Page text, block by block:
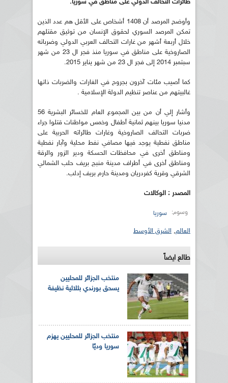
طائرات التحالف الدولي على مناطق في سوريا.
وأوضح المرصد أن 1408 أشخاص على الأقل هم عدد الذين
تمكن المرصد السوري لحقوق الإنسان من توثيق مقتلهم
خلال أربعة أشهر من غارات التحالف العربي الدولي وضرباته
الصاروخية على مناطق في سوريا منذ فجر ال 23 من شهر
سبتمبر 2014 إلى فجر ال 23 من شهر يناير 2015.
كما أصيب مئات آخرون بجروح في الغارات والضربات ذاتها
غالبيتهم من عناصر تنظيم الدولة الإسلامية .
وأشار إلي أن من بين المجموع العام للخسائر البشرية 56
مدنيا سوريا بينهم ثمانية أطفال وخمس مواطنات قتلوا جراء
ضربات التحالف الصاروخية وغارات طائراته الحربية على
مناطق نفطية يوجد فيها مصافي نفط محلية وآبار نفطية
ومناطق أخرى في محافظات الحسكة ودير الزور والرقة
ومناطق أخرى في أطراف مدينة منبج بريف حلب الشمالي
الشرقي وقرية كفردريان ومدينة حارم بريف إدلب.
المصدر : الوكالات
وسوم: سوريا
العالم, الشرق الأوسط
طالع ايضاً
منتخب الجزائر للمحليين
يسحق بورندي بثلاثية نظيفة
منتخب الجزائر للمحليين يهزم
سوريا وديًا